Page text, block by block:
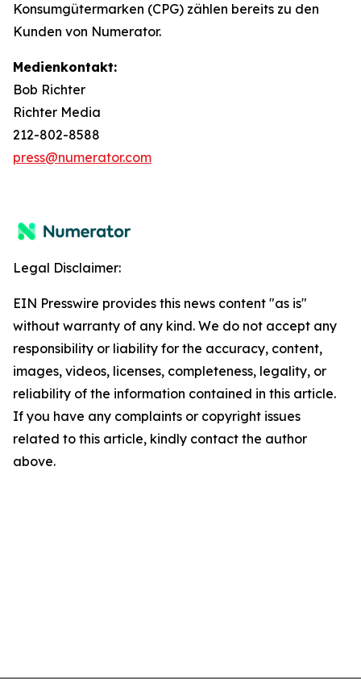
Konsumgütermarken (CPG) zählen bereits zu den
Kunden von Numerator.
Medienkontakt:
Bob Richter
Richter Media
212-802-8588
press@numerator.com
Legal Disclaimer:
EIN Presswire provides this news content "as is"
without warranty of any kind. We do not accept any
responsibility or liability for the accuracy, content,
images, videos, licenses, completeness, legality, or
reliability of the information contained in this article.
If you have any complaints or copyright issues
related to this article, kindly contact the author
above.